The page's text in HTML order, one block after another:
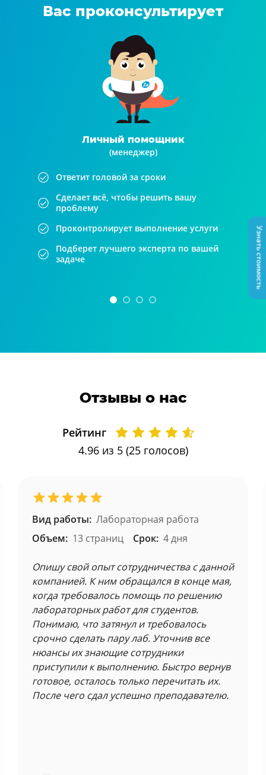
Вас проконсультирует
Личный помощник
(менеджер)
Ответит головой за сроки
Сделает всё, чтобы решить вашу
проблему
Проконтролирует выполнение услуги
Подберет лучшего эксперта по вашей
задаче
Отзывы о нас
Рейтинг
4.96из 5 (25 голосов)
Вид работы: Лабораторная работа
Объем: 13 страниц Срок: 4 дня
Опишу свой опыт сотрудничества с данной
компанией. К ним обращался в конце мая,
когда требовалось помощь по решению
лабораторных работ для студентов.
Понимаю, что затянул и требовалось
срочно сделать пару лаб. Уточнив все
нюансы их знающие сотрудники
приступили к выполнению. Быстро вернув
готовое, осталось только перечитать их.
После чего сдал успешно преподавателю.
Узнать стоимость